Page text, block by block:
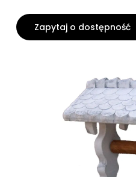
Zapytaj o dostępność